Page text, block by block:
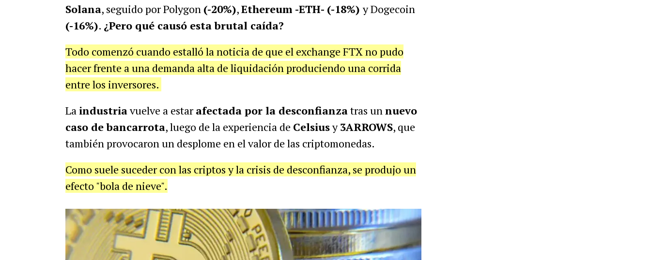
Solana, seguido por Polygon (-20%),Ethereum -ETH- (-18%)y Dogecoin
(-16%). ¿Pero qué causó esta brutal caída?
Todo comenzó cuando estalló la noticia de que el exchange FTX no pudo
hacer frente a una demanda alta de liquidación produciendo una corrida
entre los inversores.
La industriavuelve a estarafectada por la desconfianzatras unnuevo
caso de bancarrota, luego de la experiencia de Celsiusy3ARROWS, que
también provocaron un desplome en el valor de las criptomonedas.
Como suele suceder con las criptos y la crisis de desconfianza, se produjo un
efecto "bola de nieve".